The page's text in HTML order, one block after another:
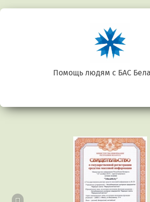
Беларусь. Gluten free
Предыдущий